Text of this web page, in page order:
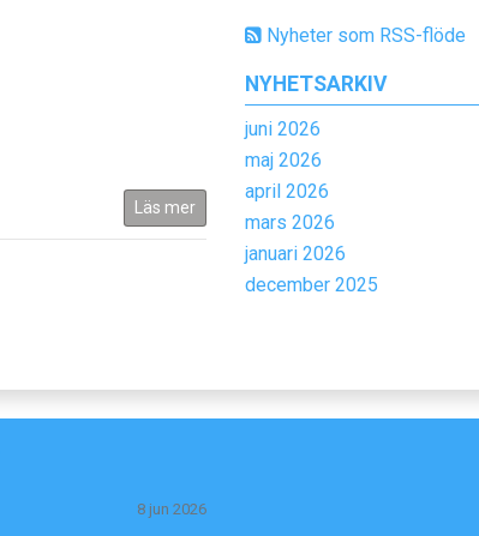
Nyheter som RSS-flöde
NYHETSARKIV
juni 2026
maj 2026
april 2026
mars 2026
januari 2026
december 2025
Läs mer
8 jun 2026